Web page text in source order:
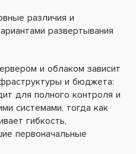
различия и
развертывания
и облаком зависит
и бюджета:
для полного контроля и
системами, тогда как
гибкость,
первоначальные